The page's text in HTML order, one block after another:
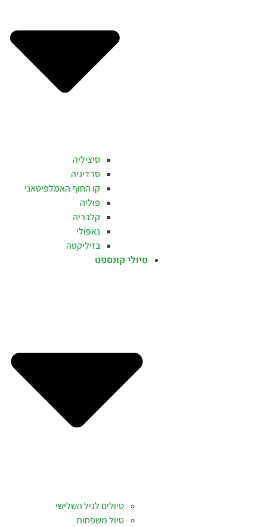
סיציליה
סרדיניה
קו החוף האמלפיטאני
פוליה
קלבריה
נאפולי
בזיליקטה
טיולי קונספט
טיולים לגיל השלישי
טיול משפחות